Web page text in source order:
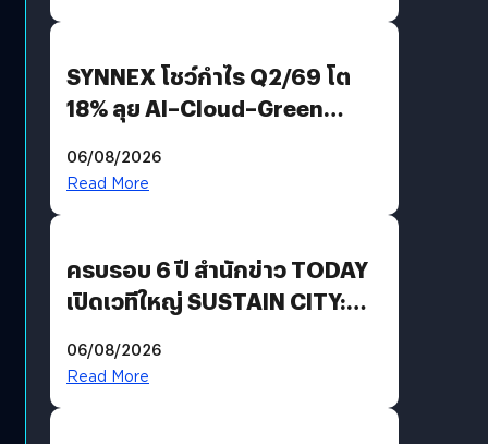
SYNNEX โชว์กำไร Q2/69 โต
18% ลุย AI–Cloud–Green
Revenue เร่งเครื่อง New
06/08/2026
Read More
ครบรอบ 6 ปี สำนักข่าว TODAY
เปิดเวทีใหญ่ SUSTAIN CITY:
แนวทางปรับตัวสู่เศรษฐกิจสี
06/08/2026
Read More